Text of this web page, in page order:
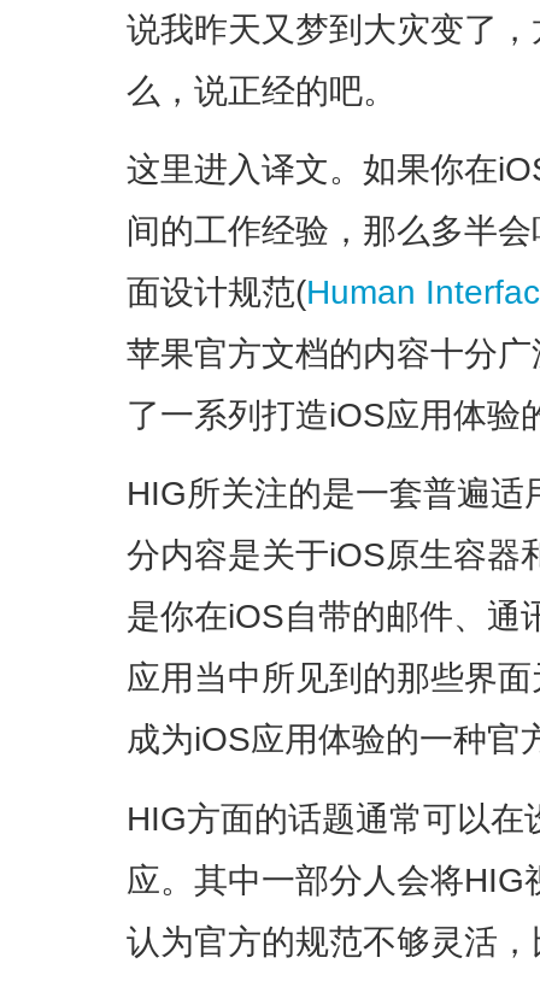
说我昨天又梦到大灾变了
么，说正经的吧。
这里进入译文。如果你在
间的工作经验，那么多半
面设计规范(Human
苹果官方文档的内容十分
了一系列打造iOS应用体验
HIG所关注的是一套普遍
分内容是关于iOS原生容器
是你在iOS自带的邮件、通
应用当中所见到的那些界
成为iOS应用体验的一种官
HIG方面的话题通常可以
应。其中一部分人会将
认为官方的规范不够灵活